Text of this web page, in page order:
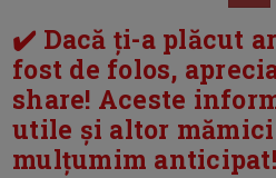
✔️ Dacă ți-a plăcut
fost de folos,
share! Aceste
utile și altor
mulțumim